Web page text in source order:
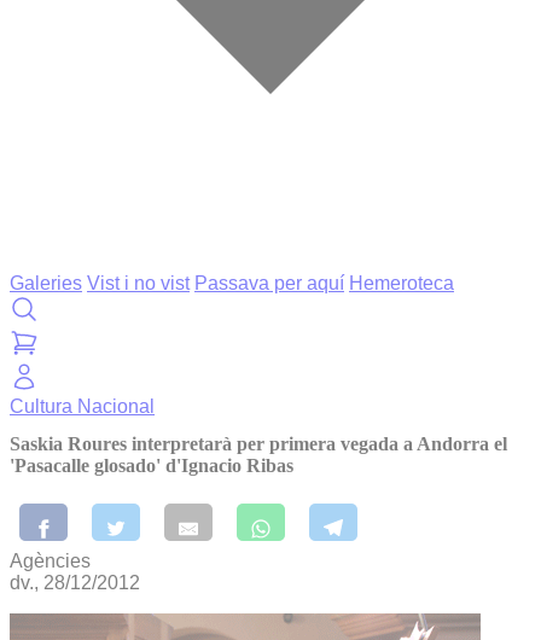
Galeries Vist i no vist Passava per aquí Hemeroteca
Cultura Nacional
Saskia Roures interpretarà per primera vegada a Andorra el
'Pasacalle glosado' d'Ignacio Ribas
Agències
dv., 28/12/2012